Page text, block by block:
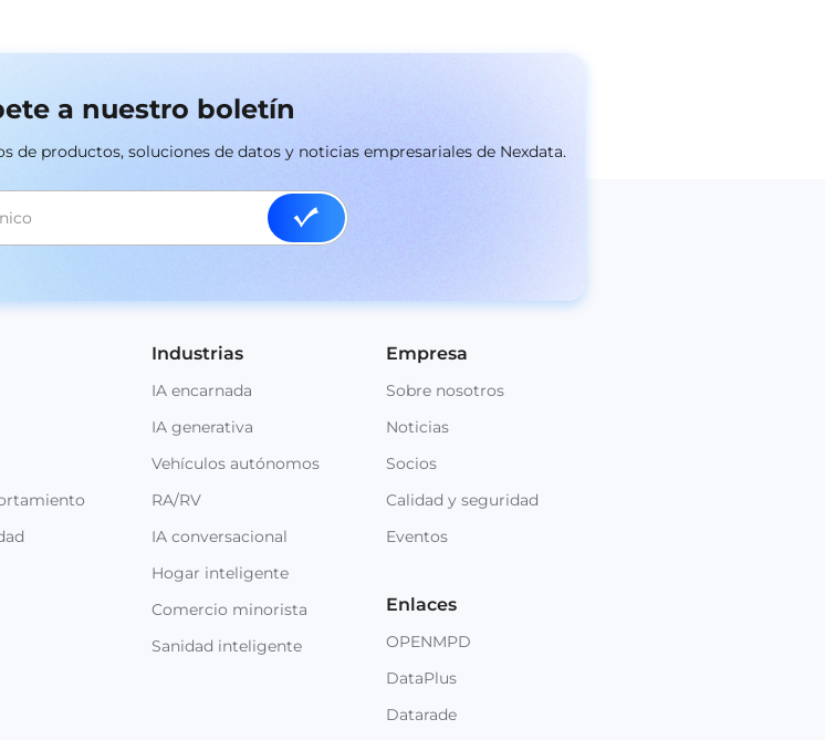
a nuestro boletín
productos, soluciones de datos y noticias empresariales de Nexdata.
Industrias
IA encarnada
IA generativa
Vehículos autónomos
RA/RV
IA conversacional
Hogar inteligente
Comercio minorista
Sanidad inteligente
Empresa
Sobre nosotros
Noticias
Socios
Calidad y seguridad
Eventos
Enlaces
OPENMPD
DataPlus
Datarade